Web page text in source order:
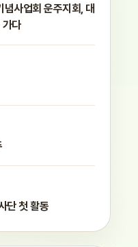
사업회 운주지회, 대
가다
단 첫 활동